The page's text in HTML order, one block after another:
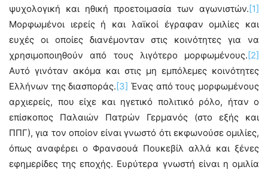
ψυχολογική και ηθική προετοιμασία των αγωνιστών. [1]
Μορφωμένοι ιερείς ή και λαϊκοί έγραφαν ομιλίες και
ευχές οι οποίες διανέμονταν στις κοινότητες για να
χρησιμοποιηθούν από τους λιγότερο μορφωμένους. [2]
Αυτό γινόταν ακόμα και στις μη εμπόλεμες κοινότητες
Ελλήνων της διασποράς. [3] Ένας από τους μορφωμένους
αρχιερείς, που είχε και ηγετικό πολιτικό ρόλο, ήταν ο
επίσκοπος Παλαιών Πατρών Γερμανός (στο εξής και
ΠΠΓ), για τον οποίον είναι γνωστό ότι εκφωνούσε ομιλίες,
όπως αναφέρει ο Φρανσουά Πουκεβίλ αλλά και ξένες
εφημερίδες της εποχής. Ευρύτερα γνωστή είναι η ομιλία